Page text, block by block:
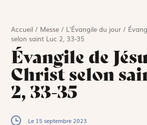
Accueil / Messe / L'Évangile du jour /
selon saint Luc 2, 33-35
Évangile de
Christ selon
2, 33-35
Le 15 septembre 2023